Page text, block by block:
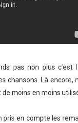
pas non plus
chansons. Là
moins en moins
pris en compte les